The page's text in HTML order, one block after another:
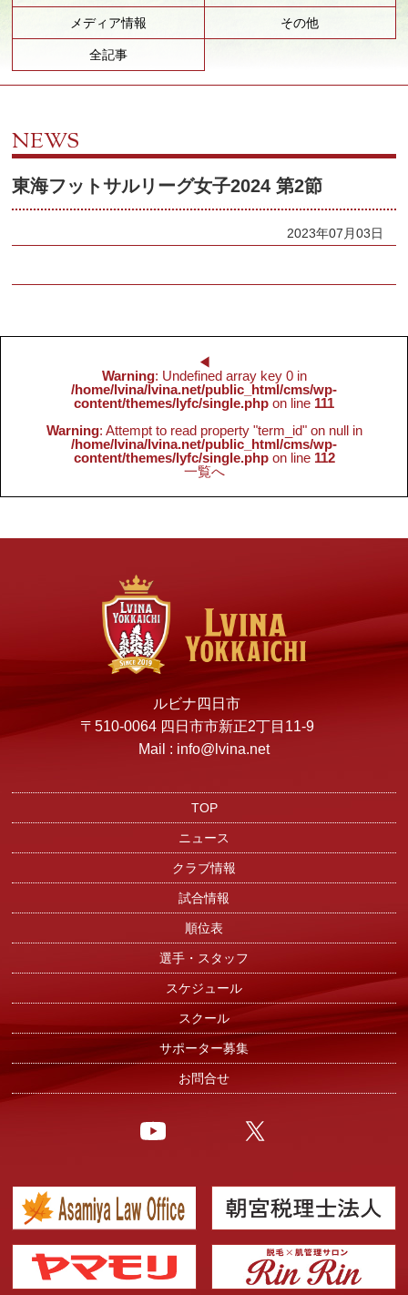
メディア情報 その他
全記事
NEWS
東海フットサルリーグ女子2024 第2節
2023年07月03日
◀︎
Warning: Undefined array key 0 in
/home/lvina/lvina.net/public_html/cms/wp-
content/themes/lyfc/single.php on line 111
Warning: Attempt to read property "term_id" on null in
/home/lvina/lvina.net/public_html/cms/wp-
content/themes/lyfc/single.phpon line 112
一覧へ
ルビナ四日市
〒510-0064 四日市市新正2丁目11-9
Mail : info@lvina.net
TOP
ニュース
クラブ情報
試合情報
順位表
選手・スタッフ
スケジュール
スクール
サポーター募集
お問合せ